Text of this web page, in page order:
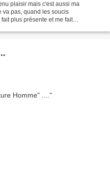
plaisir mais c'est aussi ma
va pas, quand les soucis
plus présente et me fait